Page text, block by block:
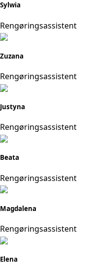
Sylwia
Rengøringsassistent
Zuzana
Rengøringsassistent
Justyna
Rengøringsassistent
Beata
Rengøringsassistent
Magdalena
Rengøringsassistent
Elena